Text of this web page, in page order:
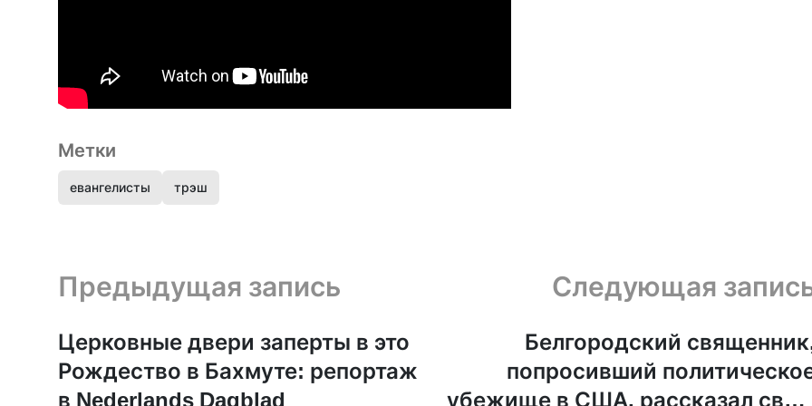
Метки
евангелисты трэш
Предыдущая запись и следующая запись
Предыдущая запись
Церковные двери заперты в это
Рождество в Бахмуте: репортаж
в Nederlands Dagblad
Следующая
Белгородский
попросивший
убежище в США, рассказал свою